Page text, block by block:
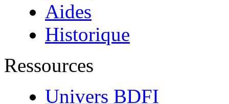
Aides
Historique
Ressources
Univers BDFI